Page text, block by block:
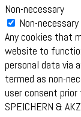
Non-necessary
Non-necessary
Any cookies that
website to
personal data via
termed as non-
user consent
SPEICHERN &